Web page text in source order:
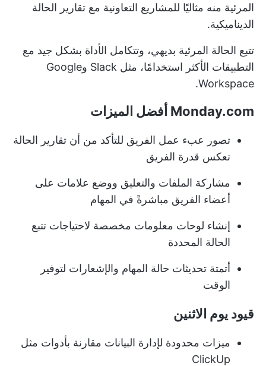
المرئية منه مثاليًا للمشاريع التعاونية مع تقارير الحالة
الديناميكية.
تتبع الحالة المرئية بديهي، وتتكامل الأداة بشكل جيد مع
التطبيقات الأكثر استخدامًا، مثل Slack وGoogle
Workspace.
Monday.com أفضل الميزات
تصور عبء عمل الفريق للتأكد من أن تقارير الحالة
تعكس قدرة الفريق
مشاركة الملفات والتعليق ووضع علامات على
أعضاء الفريق مباشرةً في المهام
إنشاء لوحات معلومات مخصصة لاحتياجات تتبع
الحالة المحددة
أتمتة تحديثات حالة المهام والإشعارات لتوفير
الوقت
قيود يوم الاثنين
ميزات محدودة لإدارة البيانات مقارنة بأدوات مثل
ClickUp